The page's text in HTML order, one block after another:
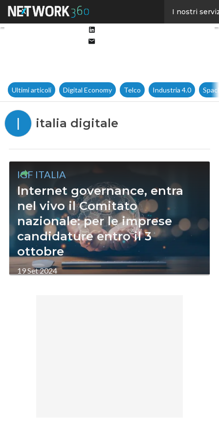
I nostri
Ultimi articoli Digital Economy Telco Industria 4.0
I italia digitale
IGF ITALIA
Internet governance, entra
nel vivo il Comitato
nazionale: per le imprese
candidature entro il 3
ottobre
19 Set 2024